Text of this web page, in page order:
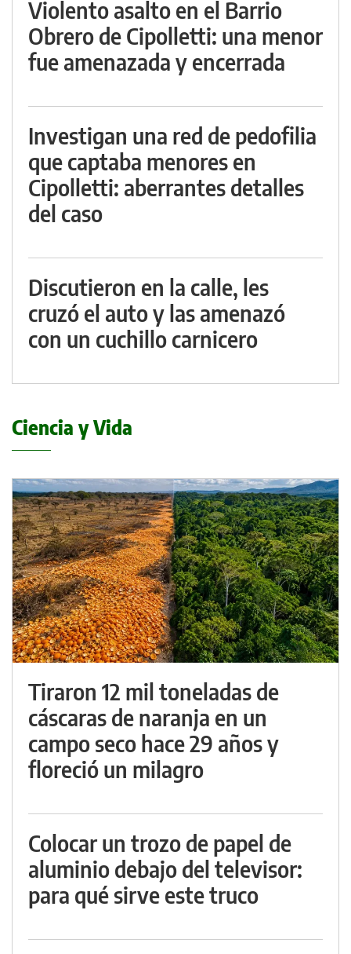
Violento asalto en el Barrio
Obrero de Cipolletti: una menor
fue amenazada y encerrada
Investigan una red de pedofilia
que captaba menores en
Cipolletti: aberrantes detalles
del caso
Discutieron en la calle, les
cruzó el auto y las amenazó
con un cuchillo carnicero
Ciencia y Vida
Tiraron 12 mil toneladas de
cáscaras de naranja en un
campo seco hace 29 años y
floreció un milagro
Colocar un trozo de papel de
aluminio debajo del televisor:
para qué sirve este truco